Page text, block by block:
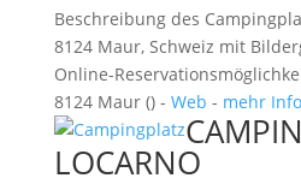
Beschreibung des
8124 Maur, Schweiz mit
Online-
8124 Maur () - Web - mehr
LOCARNO